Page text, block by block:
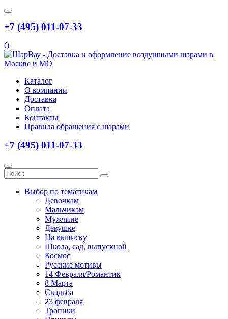
+7 (495) 011-07-33
()
Каталог
О компании
Доставка
Оплата
Контакты
Правила обращения с шарами
+7 (495) 011-07-33
Выбор по тематикам
Девочкам
Мальчикам
Мужчине
Девушке
На выписку
Школа, сад, выпускной
Космос
Русские мотивы
14 Февраля/Романтик
8 Марта
Свадьба
23 февраля
Тропики